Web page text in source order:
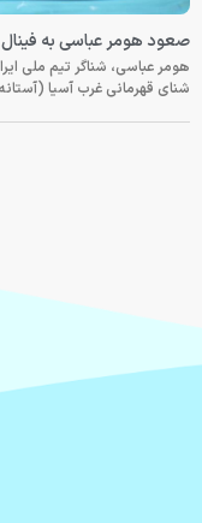
صعود هومر عباسی به فینال ۵۰ متر کرال پشت مسابقات غرب آسیا
شنای قهرمانی غرب آسیا (آستانه ۲۰۲۶) با ثبت زمان ۲۵.۶۷ ثانیه در جایگاه نخست قرار